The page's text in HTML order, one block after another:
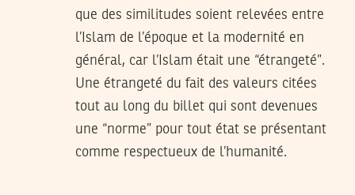
que des similitudes soient relevées entre
l’Islam de l’époque et la modernité en
général, car l’Islam était une “étrangeté”.
Une étrangeté du fait des valeurs citées
tout au long du billet qui sont devenues
une “norme” pour tout état se présentant
comme respectueux de l’humanité.